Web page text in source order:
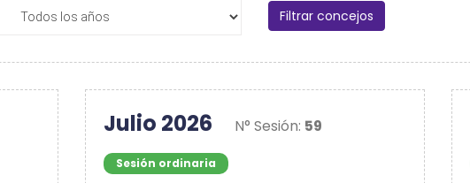
Filtrar concejos
Julio 2026 N° Sesión: 59
Sesión ordinaria